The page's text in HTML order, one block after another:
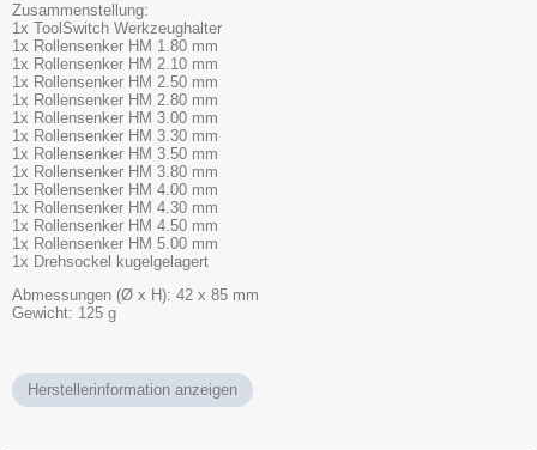
Zusammenstellung:
1x ToolSwitch Werkzeughalter
1x Rollensenker HM 1.80 mm
1x Rollensenker HM 2.10 mm
1x Rollensenker HM 2.50 mm
1x Rollensenker HM 2.80 mm
1x Rollensenker HM 3.00 mm
1x Rollensenker HM 3.30 mm
1x Rollensenker HM 3.50 mm
1x Rollensenker HM 3.80 mm
1x Rollensenker HM 4.00 mm
1x Rollensenker HM 4.30 mm
1x Rollensenker HM 4.50 mm
1x Rollensenker HM 5.00 mm
1x Drehsockel kugelgelagert
Abmessungen (Ø x H): 42 x 85 mm
Gewicht: 125 g
Herstellerinformation anzeigen